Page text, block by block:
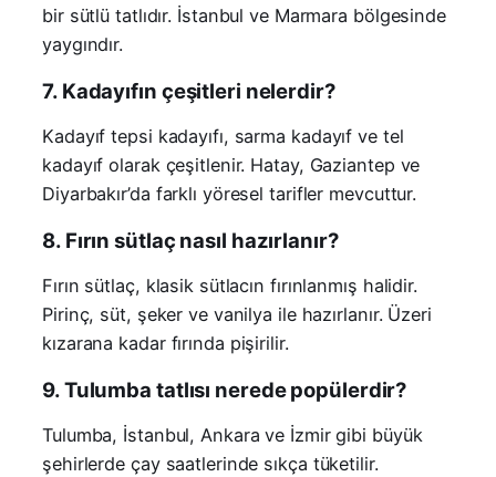
bir sütlü tatlıdır. İstanbul ve Marmara bölgesinde
yaygındır.
7. Kadayıfın çeşitleri nelerdir?
Kadayıf tepsi kadayıfı, sarma kadayıf ve tel
kadayıf olarak çeşitlenir. Hatay, Gaziantep ve
Diyarbakır’da farklı yöresel tarifler mevcuttur.
8. Fırın sütlaç nasıl hazırlanır?
Fırın sütlaç, klasik sütlacın fırınlanmış halidir.
Pirinç, süt, şeker ve vanilya ile hazırlanır. Üzeri
kızarana kadar fırında pişirilir.
9. Tulumba tatlısı nerede popülerdir?
Tulumba, İstanbul, Ankara ve İzmir gibi büyük
şehirlerde çay saatlerinde sıkça tüketilir.